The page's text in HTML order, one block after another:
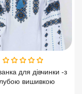
для дівчинки -з
вишивкою